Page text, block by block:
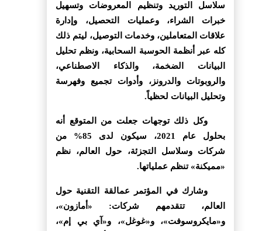
سلاسل التوريد وتنظيم المعروضات وتسهيل
خبرات الشراء، وعمليات التحصيل، وإدارة
علاقات المتعاملين، وخدمات التوصيل، ليتم ذلك
كله عبر أنظمة الحوسبة السحابية، ونظم تحليل
البيانات الضخمة، والذكاء الاصطناعي،
والروبوتات والدرونز، وأدوات تجميع وفهرسة
وتحليل البيانات لحظياً.
وكل ذلك توجهات جعلت من المتوقع أنه
بحلول عام 2021، سيكون لدى 85% من
شركات وسلاسل التجزئة، حول العالم، نظم
«مميكنة» تنظم عملياتها.
وشارك في المؤتمر عمالقة التقنية حول
العالم، تتقدمهم شركات: «أمازون»،
و«مايكروسوفت»، و«غوغل»، و«آي بي إم»،